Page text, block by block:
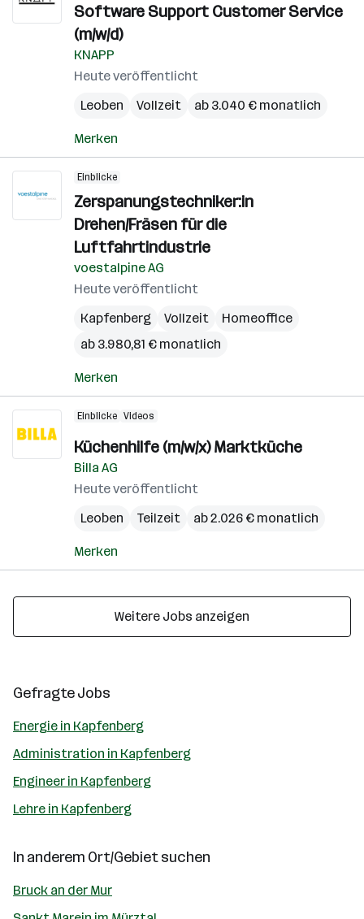
Software Support Customer Service
(m/w/d)
KNAPP
Heute veröffentlicht
Leoben
Vollzeit ab 3.040 € monatlich
Merken
Einblicke
Zerspanungstechniker:in
Drehen/Fräsen für die
Luftfahrtindustrie
voestalpine AG
Heute veröffentlicht
Kapfenberg
Vollzeit
Homeoffice
ab 3.980,81 € monatlich
Merken
Einblicke Videos
Küchenhilfe (m/w/x) Marktküche
Billa AG
Heute veröffentlicht
Leoben
Teilzeit ab 2.026 € monatlich
Merken
Weitere Jobs anzeigen
Gefragte Jobs
Energie in Kapfenberg
Administration in Kapfenberg
Engineer in Kapfenberg
Lehre in Kapfenberg
In anderem Ort/Gebiet suchen
Bruck an der Mur